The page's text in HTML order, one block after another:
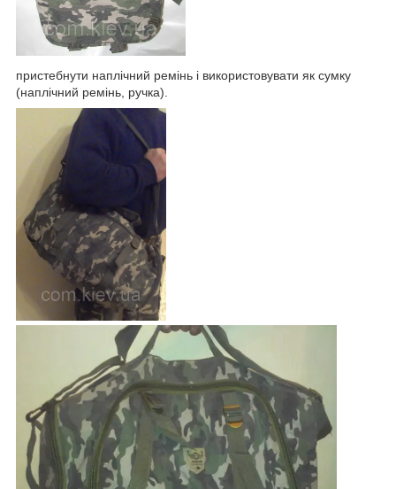
пристебнути наплічний ремінь і використовувати як сумку
(наплічний ремінь, ручка).